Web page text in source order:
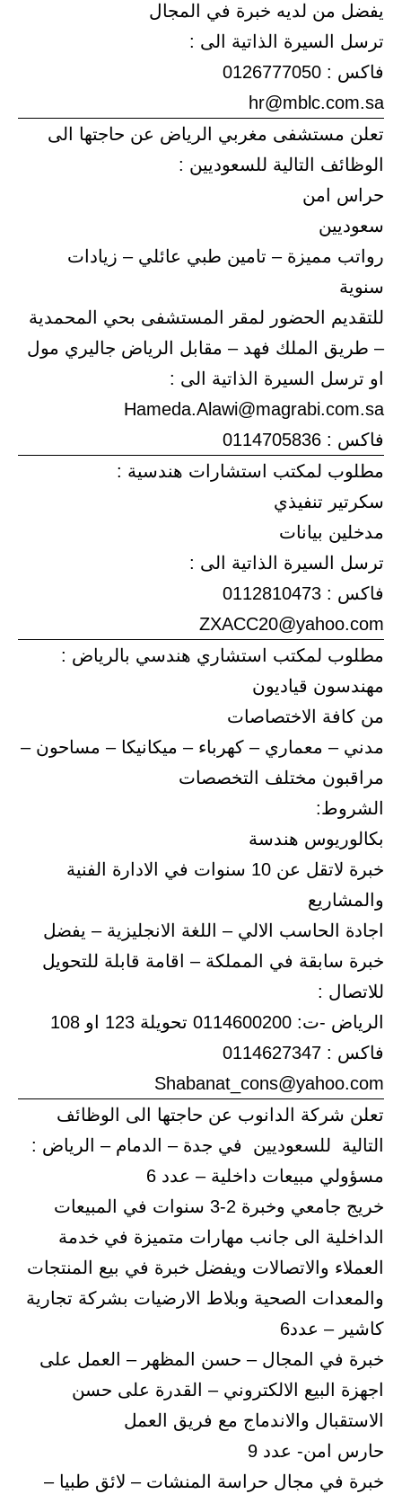
يفضل من لديه خبرة في المجال
ترسل السيرة الذاتية الى :
فاكس : 0126777050
hr@mblc.com.sa
تعلن مستشفى مغربي الرياض عن حاجتها الى
الوظائف التالية للسعوديين :
حراس امن
سعوديين
رواتب مميزة – تامين طبي عائلي – زيادات
سنوية
للتقديم الحضور لمقر المستشفى بحي المحمدية
– طريق الملك فهد – مقابل الرياض جاليري مول
او ترسل السيرة الذاتية الى :
Hameda.Alawi@magrabi.com.sa
فاكس : 0114705836
مطلوب لمكتب استشارات هندسية :
سكرتير تنفيذي
مدخلين بيانات
ترسل السيرة الذاتية الى :
فاكس : 0112810473
ZXACC20@yahoo.com
مطلوب لمكتب استشاري هندسي بالرياض :
مهندسون قياديون
من كافة الاختصاصات
مدني – معماري – كهرباء – ميكانيكا – مساحون –
مراقبون مختلف التخصصات
الشروط:
بكالوريوس هندسة
خبرة لاتقل عن 10 سنوات في الادارة الفنية
والمشاريع
اجادة الحاسب الالي – اللغة الانجليزية – يفضل
خبرة سابقة في المملكة – اقامة قابلة للتحويل
للاتصال :
الرياض -ت: 0114600200 تحويلة 123 او 108
فاكس : 0114627347
Shabanat_cons@yahoo.com
تعلن شركة الدانوب عن حاجتها الى الوظائف
التالية للسعوديين في جدة – الدمام – الرياض :
مسؤولي مبيعات داخلية – عدد 6
خريج جامعي وخبرة 2-3 سنوات في المبيعات
الداخلية الى جانب مهارات متميزة في خدمة
العملاء والاتصالات ويفضل خبرة في بيع المنتجات
والمعدات الصحية وبلاط الارضيات بشركة تجارية
كاشير – عدد6
خبرة في المجال – حسن المظهر – العمل على
اجهزة البيع الالكتروني – القدرة على حسن
الاستقبال والاندماج مع فريق العمل
حارس امن- عدد 9
خبرة في مجال حراسة المنشات – لائق طبيا –